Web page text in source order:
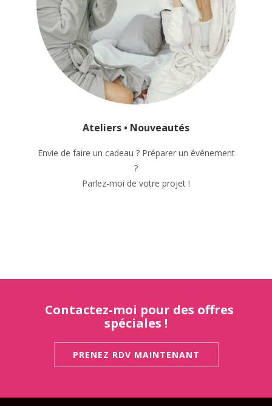
Ateliers • Nouveautés
Envie de faire un cadeau ? Préparer un événement
?
Parlez-moi de votre projet !
Contactez-moi pour des offres
spéciales !
PRENEZ RDV MAINTENANT